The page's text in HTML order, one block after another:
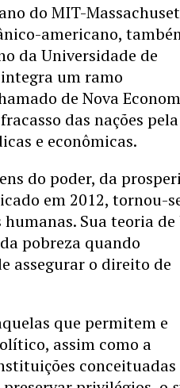
do MIT-
americano,
da Universidade de
um ramo
de Nova
das nações pela
e econômicas.
do poder, da
em 2012, tornou-
Sua teoria de
pobreza quando
assegurar o direito de
que permitem e
assim como a
conceituadas